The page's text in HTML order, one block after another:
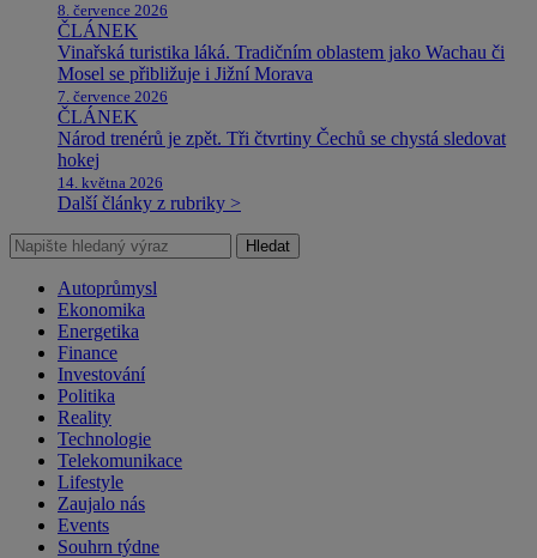
8. července 2026
ČLÁNEK
Vinařská turistika láká. Tradičním oblastem jako Wachau či
Mosel se přibližuje i Jižní Morava
7. července 2026
ČLÁNEK
Národ trenérů je zpět. Tři čtvrtiny Čechů se chystá sledovat
hokej
14. května 2026
Další články z rubriky >
Hledat
Autoprůmysl
Ekonomika
Energetika
Finance
Investování
Politika
Reality
Technologie
Telekomunikace
Lifestyle
Zaujalo nás
Events
Souhrn týdne